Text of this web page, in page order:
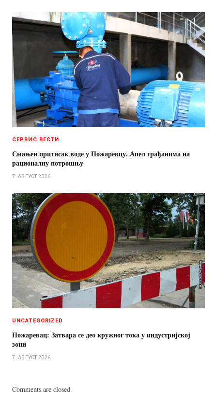
СЕРВИС ВЕСТИ
Смањен притисак воде у Пожаревцу. Апел грађанима на
рационалну потрошњу
7. АВГУСТ 2026.
UNCATEGORIZED
Пожаревац: Затвара се део кружног тока у индустријској
зони
7. АВГУСТ 2026.
Comments are closed.